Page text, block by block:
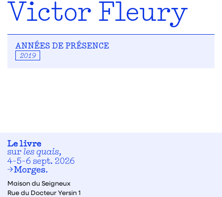
Victor Fleury
ANNÉES DE PRÉSENCE
2019
Maison du Seigneux
Rue du Docteur Yersin 1